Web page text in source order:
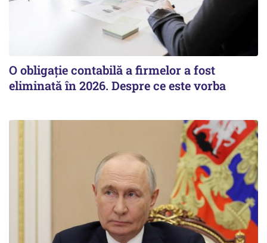
O obligație contabilă a firmelor a fost
eliminată în 2026. Despre ce este vorba